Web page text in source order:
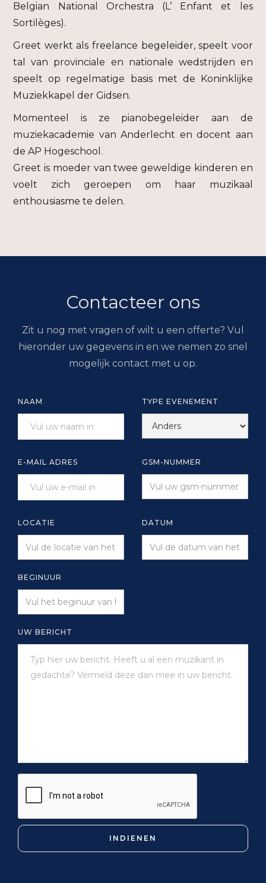
Belgian National Orchestra (L’ Enfant et les
Sortilèges).
Greet werkt als freelance begeleider, speelt voor
tal van provinciale en nationale wedstrijden en
speelt op regelmatige basis met de Koninklijke
Muziekkapel der Gidsen.
Momenteel is ze pianobegeleider aan de
muziekacademie van Anderlecht en docent aan
de AP Hogeschool.
Greet is moeder van twee geweldige kinderen en
voelt zich geroepen om haar muzikaal
enthousiasme te delen.
Contacteer ons
Zit u nog met vragen of wilt u een offerte? Vul
hieronder uw gegevens in en we nemen zo snel
mogelijk contact met u op.
NAAM TYPE EVENEMENT
E-MAIL ADRES GSM-NUMMER
LOCATIE DATUM
BEGINUUR
UW BERICHT